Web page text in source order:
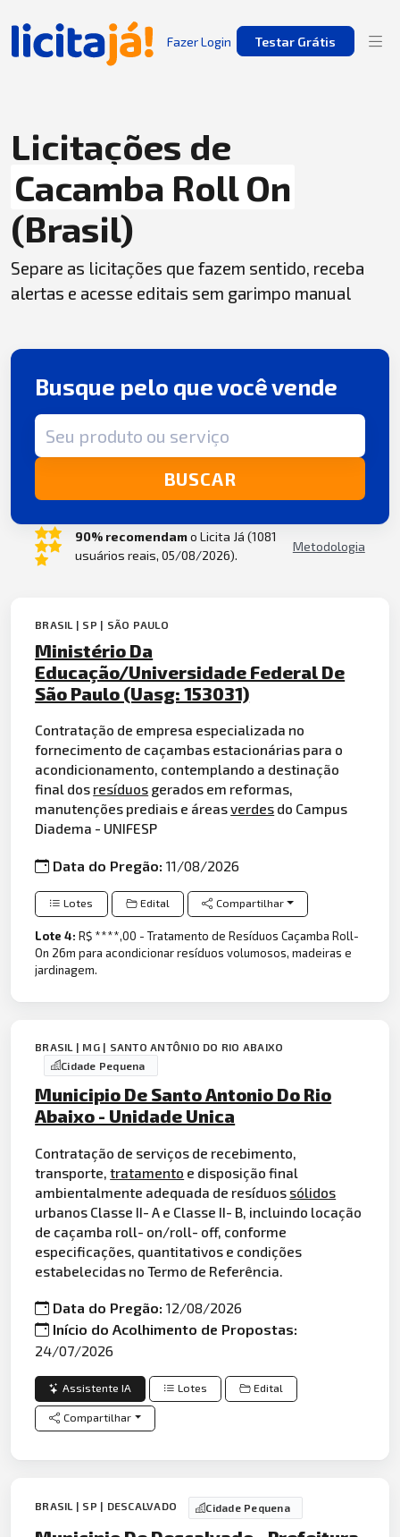
Fazer Login Testar Grátis
Licitações de
Cacamba Roll On
(Brasil)
Separe as licitações que fazem sentido, receba
alertas e acesse editais sem garimpo manual
Busque pelo que você vende
Termo de busca
BUSCAR
90% recomendamo Licita Já (1081
usuários reais, 05/08/2026).
Metodologia
BRASIL | SP | SÃO PAULO
Ministério Da
Educação/Universidade Federal De
São Paulo (Uasg: 153031)
Contratação de empresa especializada no
fornecimento de caçambas estacionárias para o
acondicionamento, contemplando a destinação
final dos resíduos gerados em reformas,
manutenções prediais e áreasverdes do Campus
Diadema - UNIFESP
Data do Pregão:11/08/2026
Lotes Edital Compartilhar
Lote 4:R$ ****,00 - Tratamento de Resíduos Caçamba Roll-
On 26m para acondicionar resíduos volumosos, madeiras e
jardinagem.
BRASIL | MG | SANTO ANTÔNIO DO RIO ABAIXO
Cidade Pequena
Municipio De Santo Antonio Do Rio
Abaixo - Unidade Unica
Contratação de serviços de recebimento,
transporte,tratamento e disposição final
ambientalmente adequada de resíduos sólidos
urbanos Classe II- A e Classe II- B, incluindo locação
de caçamba roll- on/roll- off, conforme
especificações, quantitativos e condições
estabelecidas no Termo de Referência.
Data do Pregão:12/08/2026
Início do Acolhimento de Propostas:
24/07/2026
Assistente IA Lotes Edital
Compartilhar
BRASIL | SP | DESCALVADO Cidade Pequena